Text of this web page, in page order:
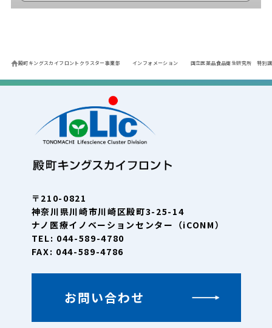
殿町キングスカイフロントクラスター事業部 インフォメーション 国立医薬品食品衛生研究所 特別
〒210-0821
神奈川県川崎市川崎区殿町3-25-14
ナノ医療イノベーションセンター（iCONM）
TEL: 044-589-4780
FAX: 044-589-4786
お問い合わせ